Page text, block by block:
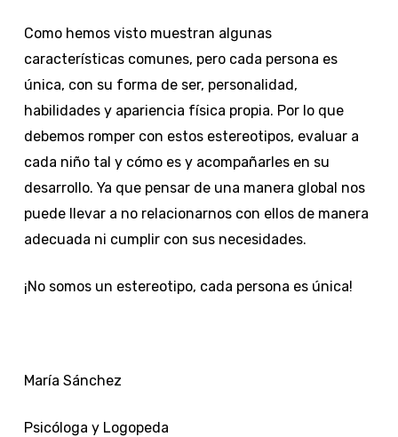
Como hemos visto muestran algunas
características comunes, pero cada persona es
única, con su forma de ser, personalidad,
habilidades y apariencia física propia. Por lo que
debemos romper con estos estereotipos, evaluar a
cada niño tal y cómo es y acompañarles en su
desarrollo. Ya que pensar de una manera global nos
puede llevar a no relacionarnos con ellos de manera
adecuada ni cumplir con sus necesidades.
¡No somos un estereotipo, cada persona es única!
María Sánchez
Psicóloga y Logopeda